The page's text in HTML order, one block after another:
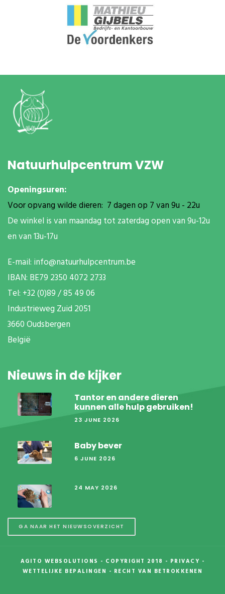
Natuurhulpcentrum VZW
Openingsuren:
Voor opvang wilde dieren: 7 dagen op 7 van 9u - 22u
De winkel is van maandag tot zaterdag open van 9u-12u
en van 13u-17u
E-mail: info@natuurhulpcentrum.be
IBAN: BE79 2350 4072 2733
Tel: +32 (0)89 / 85 49 06
Industrieweg Zuid 2051
3660 Oudsbergen
België
Nieuws in de kijker
Tantor en andere dieren
kunnen alle hulp gebruiken!
23 JUNE 2026
Baby bever
6 JUNE 2026
24 MAY 2026
GA NAAR HET NIEUWSOVERZICHT
AGITO WEBSOLUTIONS - COPYRIGHT 2018 - PRIVACY -
WETTELIJKE BEPALINGEN - RECHT VAN BETROKKENEN